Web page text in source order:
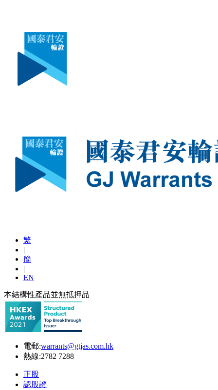
繁
|
簡
|
EN
本結構性產品並無抵押品
電郵:warrants@gtjas.com.hk
熱線:2782 7288
正股
認股證